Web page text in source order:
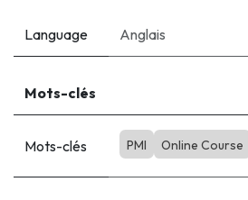
Language Anglais
Mots-clés
Mots-clés PMI Online Course